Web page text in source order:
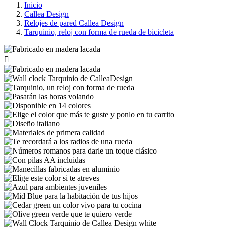
Inicio
Callea Design
Relojes de pared Callea Design
Tarquinio, reloj con forma de rueda de bicicleta
